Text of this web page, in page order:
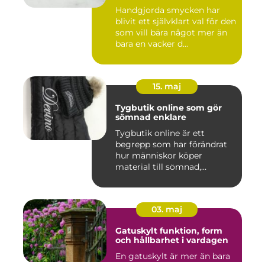
Handgjorda smycken har
blivit ett självklart val för den
som vill bära något mer än
bara en vacker d...
15. maj
Tygbutik online som gör
sömnad enklare
Tygbutik online är ett
begrepp som har förändrat
hur människor köper
material till sömnad,
03. maj
Gatuskylt funktion, form
och hållbarhet i vardagen
En gatuskylt är mer än bara